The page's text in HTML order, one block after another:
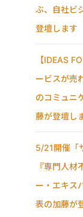
ぶ、自社ビ
登壇します
【IDEAS
ービスが売
のコミュニ
藤が登壇し
5/21開催「
『専門人
ー・エキス
表の加藤が